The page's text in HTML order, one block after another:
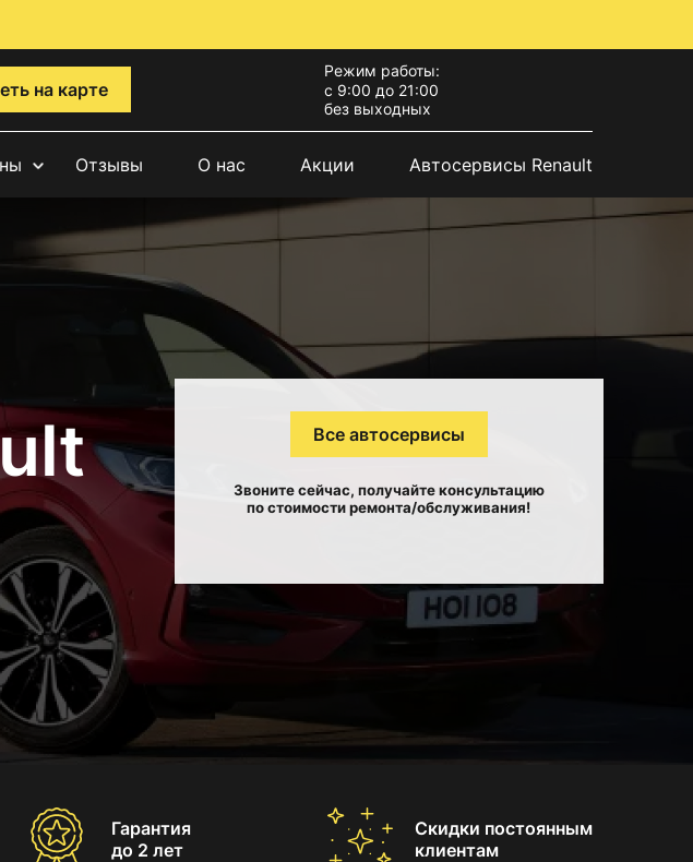
на карте
Режим работы:
с 9:00 до 21:00
без выходных
Отзывы О нас Акции Автосервисы Renault
Все автосервисы
Звоните сейчас, получайте консультацию
по стоимости ремонта/обслуживания!
Гарантия
до 2 лет
Скидки постоянным
клиентам